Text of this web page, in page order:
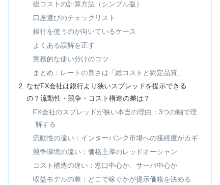
総コストの計算方法（シンプル版）
口座選びのチェックリスト
銀行を使うのが向いているケース
よくある誤解を正す
実務的な使い分けのコツ
まとめ：レートの良さは「総コストと約定品質」
なぜFX会社は銀行より狭いスプレッドを提示できる
の？流動性・競争・コスト構造の差は？
FX会社のスプレッドが狭い本当の理由：3つの軸で理
解する
流動性の違い：インターバンク市場への接続度がカギ
競争環境の違い：価格主導のレッドオーシャン
コスト構造の違い：窓口中心か、サーバ中心か
収益モデルの差：どこで稼ぐかが提示価格を決める